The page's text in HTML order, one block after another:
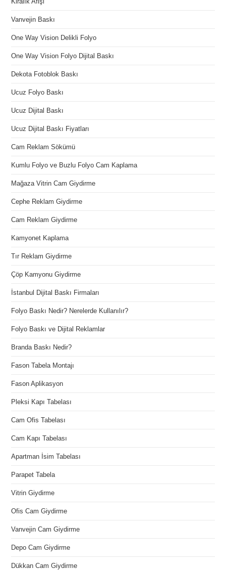
Vanvejin Baskı
One Way Vision Delikli Folyo
One Way Vision Folyo Dijital Baskı
Dekota Fotoblok Baskı
Ucuz Folyo Baskı
Ucuz Dijital Baskı
Ucuz Dijital Baskı Fiyatları
Cam Reklam Sökümü
Kumlu Folyo ve Buzlu Folyo Cam Kaplama
Mağaza Vitrin Cam Giydirme
Cephe Reklam Giydirme
Cam Reklam Giydirme
Kamyonet Kaplama
Tır Reklam Giydirme
Çöp Kamyonu Giydirme
İstanbul Dijital Baskı Firmaları
Folyo Baskı Nedir? Nerelerde Kullanılır?
Folyo Baskı ve Dijital Reklamlar
Branda Baskı Nedir?
Fason Tabela Montajı
Fason Aplikasyon
Pleksi Kapı Tabelası
Cam Ofis Tabelası
Cam Kapı Tabelası
Apartman İsim Tabelası
Parapet Tabela
Vitrin Giydirme
Ofis Cam Giydirme
Vanvejin Cam Giydirme
Depo Cam Giydirme
Dükkan Cam Giydirme